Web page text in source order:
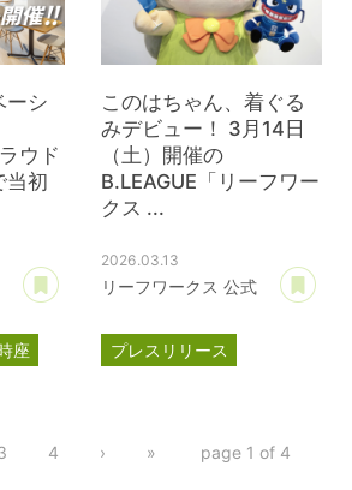
ーシ
ウド
当初
あとで読む
座
グ
このはちゃん、着ぐる
みデビュー！ 3月14日
（土）開催の
B.LEAGUE「リーフワー
クス ...
2026.03.13
リーフワークス 公式
プレスリリース
4 › » page 1 of 4